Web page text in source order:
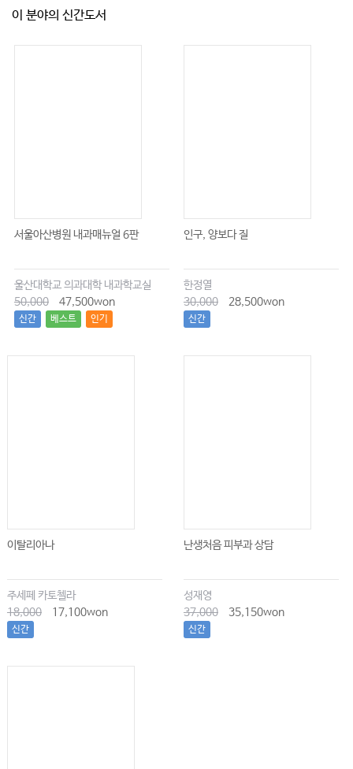
이 분야의 신간도서
서울아산병원 내과매뉴얼 6판
울산대학교 의과대학 내과학교실
50,000
47,500won
신간 베스트 인기
인구, 양보다 질
한정열
30,000
28,500won
신간
이탈리아나
주세페 카토첼라
18,000
17,100won
신간
난생처음 피부과 상담
성재영
37,000
35,150won
신간